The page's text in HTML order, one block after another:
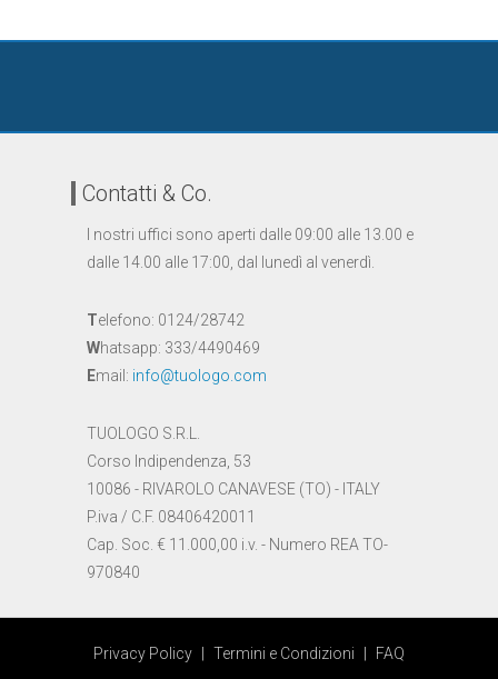
Contatti & Co.
I nostri uffici sono aperti dalle 09:00 alle 13.00 e
dalle 14.00 alle 17:00, dal lunedì al venerdì.
Telefono: 0124/28742
Whatsapp: 333/4490469
Email: info@tuologo.com
TUOLOGO S.R.L.
Corso Indipendenza, 53
10086 - RIVAROLO CANAVESE (TO) - ITALY
P.iva / C.F. 08406420011
Cap. Soc. € 11.000,00 i.v. - Numero REA TO-
970840
Privacy Policy Termini e Condizioni FAQ